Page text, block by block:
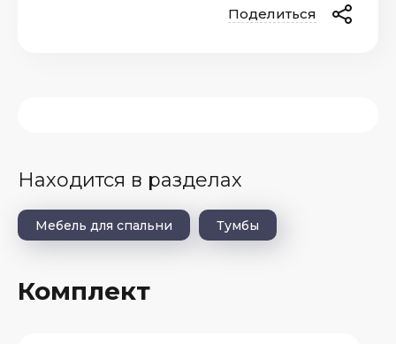
Поделиться
Находится в разделах
Мебель для спальни Тумбы
Комплект